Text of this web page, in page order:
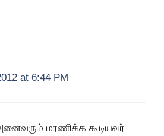
at 6:44 PM
மரணிக்க கூடியவர்